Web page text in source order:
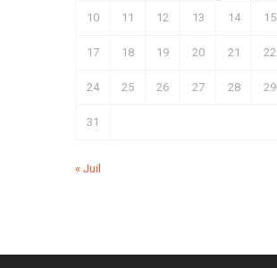
10 11 12 13 14 15
17 18 19 20 21 22
24 25 26 27 28 29
31
« Juil